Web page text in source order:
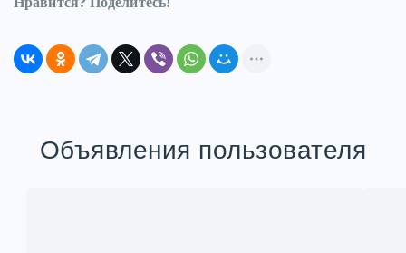
Объявления пользователя